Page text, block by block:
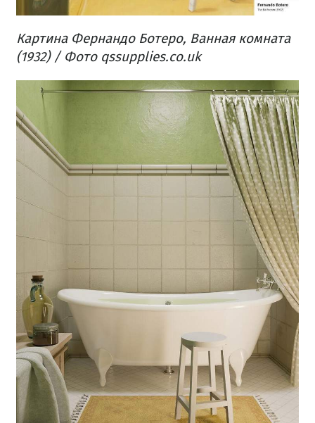
Картина Фернандо Ботеро, Ванная комната
(1932) / Фото qssupplies.co.uk